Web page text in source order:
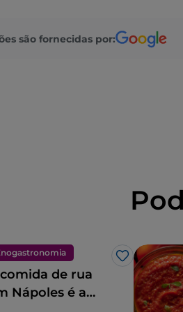
são fornecidas por:
Gosto
de rua
Nápoles é a